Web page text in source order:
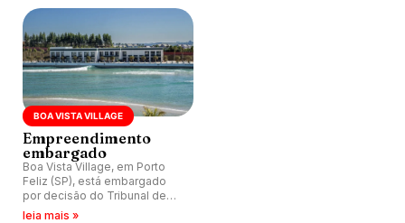
BOA VISTA VILLAGE
Empreendimento
embargado
Boa Vista Village, em Porto
Feliz (SP), está embargado
por decisão do Tribunal de
Justiça do Estado de São
leia mais »